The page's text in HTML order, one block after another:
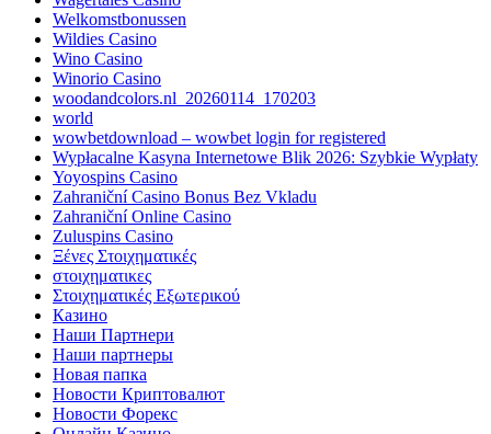
Welkomstbonussen
Wildies Casino
Wino Casino
Winorio Casino
woodandcolors.nl_20260114_170203
world
wowbetdownload – wowbet login for registered
Wypłacalne Kasyna Internetowe Blik 2026: Szybkie Wypłaty
Yoyospins Casino
Zahraniční Casino Bonus Bez Vkladu
Zahraniční Online Casino
Zuluspins Casino
Ξένες Στοιχηματικές
στοιχηματικες
Στοιχηματικές Εξωτερικού
Казино
Наши Партнери
Наши партнеры
Новая папка
Новости Криптовалют
Новости Форекс